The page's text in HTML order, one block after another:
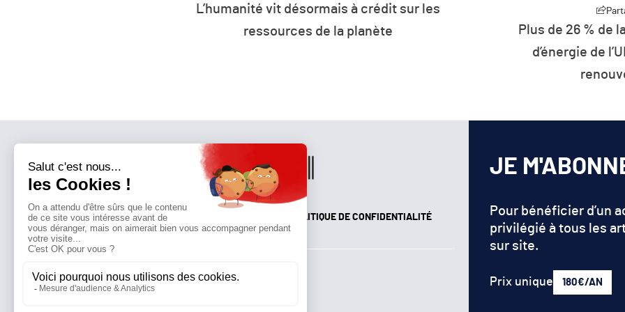
L’humanité vit désormais à crédit sur les
ressources de la planète
Plus de 26 % de
d’énergie de
QUI SOMMES-NOUS?MENTIONS LÉGALES POLITIQUE DE CONFIDENTIALITÉ
Suivez toutes nos actualités !
JE
Pour bénéficier d’un
privilégié à tous les
sur site.
Prix unique 180€/AN